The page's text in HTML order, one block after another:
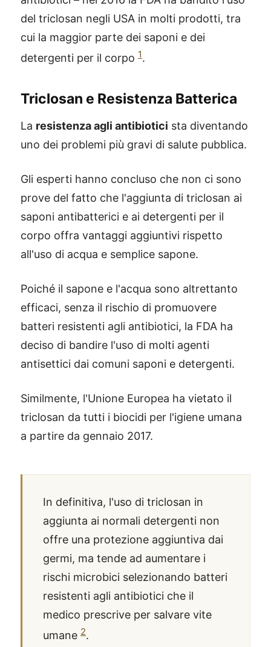
del triclosan negli USA in molti prodotti, tra
cui la maggior parte dei saponi e dei
detergenti per il corpo 1.
Triclosan e Resistenza Batterica
La resistenza agli antibiotici sta diventando
uno dei problemi più gravi di salute pubblica.
Gli esperti hanno concluso che non ci sono
prove del fatto che l'aggiunta di triclosan ai
saponi antibatterici e ai detergenti per il
corpo offra vantaggi aggiuntivi rispetto
all'uso di acqua e semplice sapone.
Poiché il sapone e l'acqua sono altrettanto
efficaci, senza il rischio di promuovere
batteri resistenti agli antibiotici, la FDA ha
deciso di bandire l'uso di molti agenti
antisettici dai comuni saponi e detergenti.
Similmente, l'Unione Europea ha vietato il
triclosan da tutti i biocidi per l'igiene umana
a partire da gennaio 2017.
In definitiva, l'uso di triclosan in
aggiunta ai normali detergenti non
offre una protezione aggiuntiva dai
germi, ma tende ad aumentare i
rischi microbici selezionando batteri
resistenti agli antibiotici che il
medico prescrive per salvare vite
umane 2.